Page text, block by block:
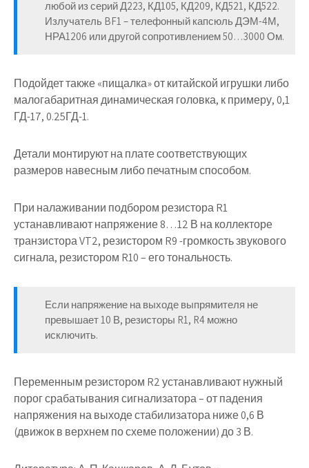
любой из серий Д223, КД105, КД209, КД521, КД522.
Излучатель BF1 – телефонный капсюль ДЭМ-4М,
НРА1206 или другой сопротивлением 50…3000 Ом.
Подойдет также «пищалка» от китайской игрушки либо
малогабаритная динамическая головка, к примеру, 0,1
ГД-17, 0.25ГД-1.
Детали монтируют на плате соответствующих
размеров навесным либо печатным способом.
При налаживании подбором резистора R1
устанавливают напряжение 8…12 В на коллекторе
транзистора VT2, резистором R9 -громкость звукового
сигнала, резистором R10 – его тональность.
Если напряжение на выходе выпрямителя не
превышает 10 В, резисторы R1, R4 можно
исключить.
Переменным резистором R2 устанавливают нужный
порог срабатывания сигнализатора – от падения
напряжения на выходе стабилизатора ниже 0,6 В
(движок в верхнем по схеме положении) до 3 В.